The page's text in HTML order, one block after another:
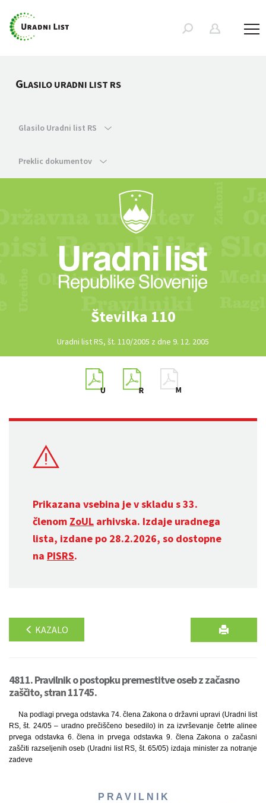
GLASILO URADNI LIST RS
Glasilo Uradni list RS
Preklic dokumentov
Številka 110
Uradni list RS, št. 110/2005 z dne 9. 12. 2005
Prikazana vsebina je v skladu s 33.
členom ZoUL arhivska. Izdaje uradnega
lista, izdane po 28.2.2026, so dostopne
na PISRS.
KAZALO
4811. Pravilnik o postopku premestitve oseb z začasno
zaščito, stran 11745.
Na podlagi prvega odstavka 74. člena Zakona o državni upravi (Uradni list
RS, št. 24/05 – uradno prečiščeno besedilo) in za izvrševanje četrte alinee
prvega odstavka 6. člena in prvega odstavka 9. člena Zakona o začasni
zaščiti razseljenih oseb (Uradni list RS, št. 65/05) izdaja minister za notranje
zadeve
P R A V I L N I K